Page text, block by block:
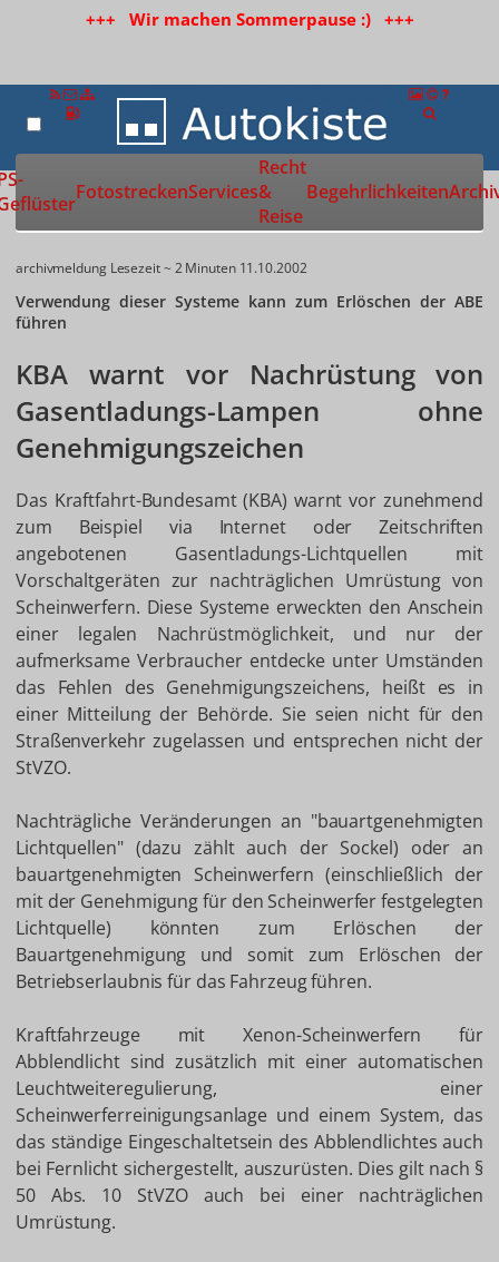
+++ Wir machen Sommerpause :) +++
Zur Startseite
FotostreckenServices
Recht
&
Reise
Begehrlichkeiten
archivmeldung Lesezeit ~ 2 Minuten 11.10.2002
Verwendung dieser Systeme kann zum Erlöschen der ABE
führen
KBA warnt vor Nachrüstung von
Gasentladungs-Lampen ohne
Genehmigungszeichen
Das Kraftfahrt-Bundesamt (KBA) warnt vor zunehmend
zum Beispiel via Internet oder Zeitschriften
angebotenen Gasentladungs-Lichtquellen mit
Vorschaltgeräten zur nachträglichen Umrüstung von
Scheinwerfern. Diese Systeme erweckten den Anschein
einer legalen Nachrüstmöglichkeit, und nur der
aufmerksame Verbraucher entdecke unter Umständen
das Fehlen des Genehmigungszeichens, heißt es in
einer Mitteilung der Behörde. Sie seien nicht für den
Straßenverkehr zugelassen und entsprechen nicht der
StVZO.
Nachträgliche Veränderungen an "bauartgenehmigten
Lichtquellen" (dazu zählt auch der Sockel) oder an
bauartgenehmigten Scheinwerfern (einschließlich der
mit der Genehmigung für den Scheinwerfer festgelegten
Lichtquelle) könnten zum Erlöschen der
Bauartgenehmigung und somit zum Erlöschen der
Betriebserlaubnis für das Fahrzeug führen.
Kraftfahrzeuge mit Xenon-Scheinwerfern für
Abblendlicht sind zusätzlich mit einer automatischen
Leuchtweiteregulierung, einer
Scheinwerferreinigungsanlage und einem System, das
das ständige Eingeschaltetsein des Abblendlichtes auch
bei Fernlicht sichergestellt, auszurüsten. Dies gilt nach §
50 Abs. 10 StVZO auch bei einer nachträglichen
Umrüstung.